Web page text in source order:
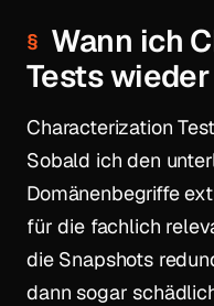
Wann ich
Tests
Characterization
Sobald ich den
Domänenbegriffe
für die fachlich
die Snapshots
dann sogar